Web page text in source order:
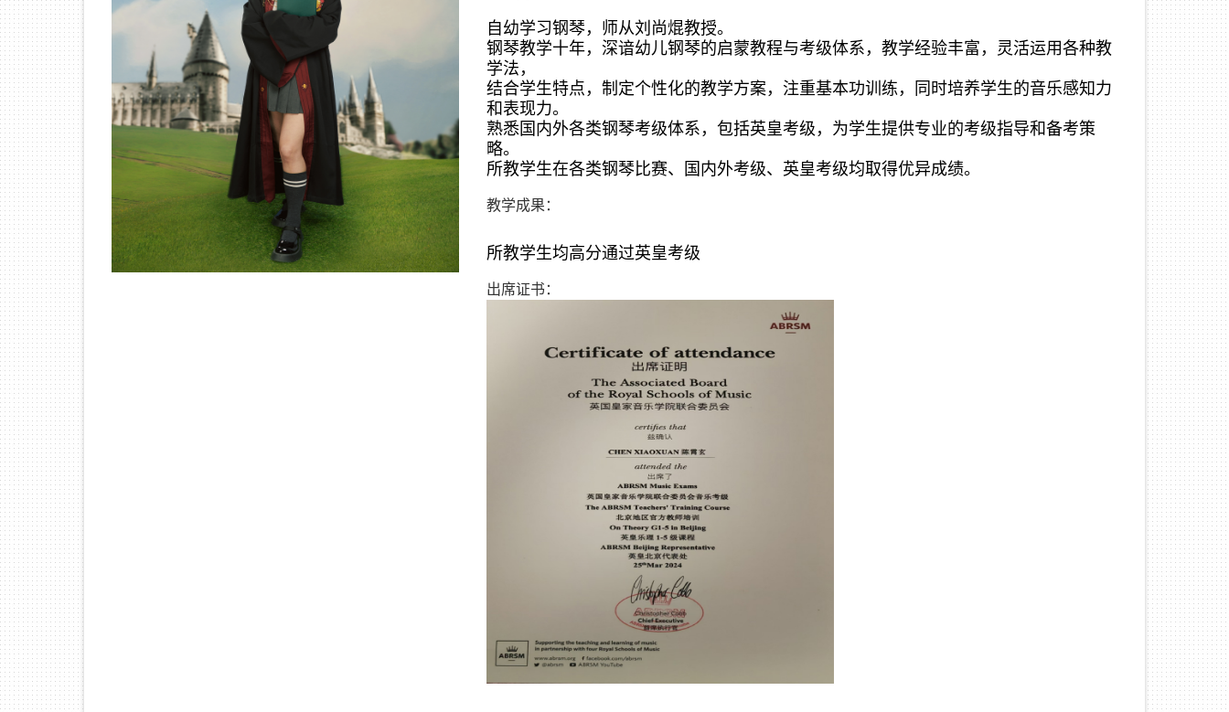
自幼学习钢琴，师从刘尚焜教授。
钢琴教学十年，深谙幼儿钢琴的启蒙教程与考级体系，教学经验丰富，灵活运用各种教
学法，
结合学生特点，制定个性化的教学方案，注重基本功训练，同时培养学生的音乐感知力
和表现力。
熟悉国内外各类钢琴考级体系，包括英皇考级，为学生提供专业的考级指导和备考策
略。
所教学生在各类钢琴比赛、国内外考级、英皇考级均取得优异成绩。
教学成果：
所教学生均高分通过英皇考级
出席证书：